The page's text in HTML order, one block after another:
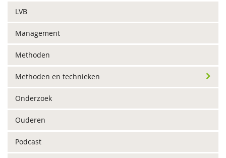
LVB
Management
Methoden
Methoden en technieken
Onderzoek
Ouderen
Podcast